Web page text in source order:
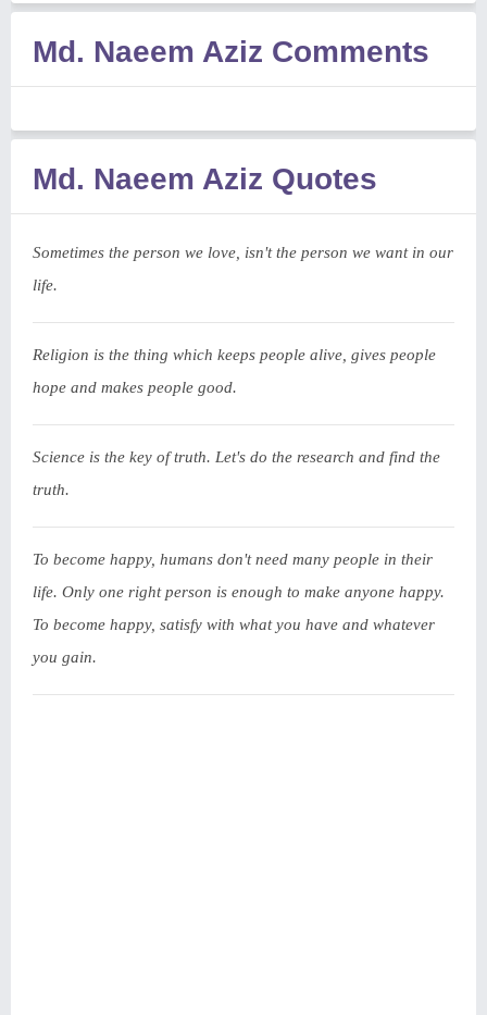
Md. Naeem Aziz Comments
Md. Naeem Aziz Quotes
Sometimes the person we love, isn't the person we want in our
life.
Religion is the thing which keeps people alive, gives people
hope and makes people good.
Science is the key of truth. Let's do the research and find the
truth.
To become happy, humans don't need many people in their
life. Only one right person is enough to make anyone happy.
To become happy, satisfy with what you have and whatever
you gain.